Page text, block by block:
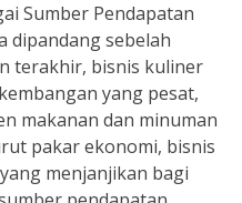
Sumber Pendapatan
dipandang sebelah
terakhir, bisnis kuliner
yang pesat,
makanan dan minuman
pakar ekonomi, bisnis
menjanjikan bagi